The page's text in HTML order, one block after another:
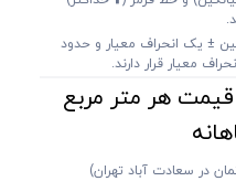
میانگین ± یک انحراف معیار و حدود
قیمت هر متر مربع